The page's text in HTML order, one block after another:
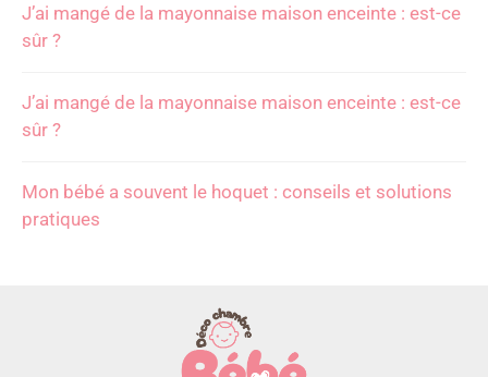
J’ai mangé de la mayonnaise maison enceinte : est-ce
sûr ?
J’ai mangé de la mayonnaise maison enceinte : est-ce
sûr ?
Mon bébé a souvent le hoquet : conseils et solutions
pratiques